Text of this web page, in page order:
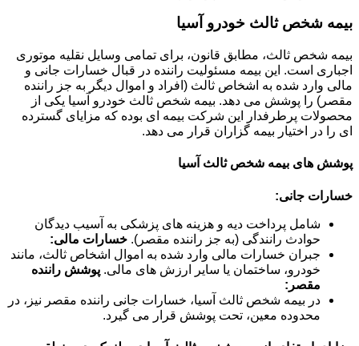
بیمه شخص ثالث خودرو آسیا
بیمه شخص ثالث، مطابق قانون، برای تمامی وسایل نقلیه موتوری
اجباری است. این بیمه مسئولیت راننده در قبال خسارات جانی و
مالی وارد شده به اشخاص ثالث (افراد و اموال دیگر به جز راننده
مقصر) را پوشش می دهد. بیمه شخص ثالث خودرو آسیا یکی از
محصولات پرطرفدار این شرکت بیمه ای بوده که مزایای گسترده
ای را در اختیار بیمه گزاران قرار می دهد.
پوشش های بیمه شخص ثالث آسیا
خسارات جانی:
شامل پرداخت دیه و هزینه های پزشکی به آسیب دیدگان
حوادث رانندگی (به جز راننده مقصر). خسارات مالی:
جبران خسارات مالی وارد شده به اموال اشخاص ثالث، مانند
خودرو، ساختمان یا سایر ارزش های مالی. پوشش راننده
مقصر:
در بیمه شخص ثالث آسیا، خسارات جانی راننده مقصر نیز، در
محدوده معین، تحت پوشش قرار می گیرد.